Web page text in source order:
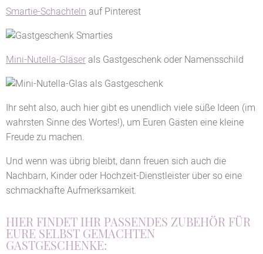
Smartie-Schachtelnauf Pinterest
Mini-Nutella-Gläserals Gastgeschenk oder Namensschild
Ihr seht also, auch hier gibt es unendlich viele süße Ideen (im
wahrsten Sinne des Wortes!), um Euren Gästen eine kleine
Freude zu machen.
Und wenn was übrig bleibt, dann freuen sich auch die
Nachbarn, Kinder oder Hochzeit-Dienstleister über so eine
schmackhafte Aufmerksamkeit.
HIER FINDET IHR PASSENDES ZUBEHÖR FÜR
EURE SELBST GEMACHTEN
GASTGESCHENKE: